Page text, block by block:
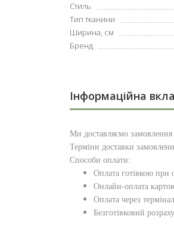
Стиль
Тип тканини
Ширина, см
Бренд
Інформаційна
Ми доставляємо замовлення
Терміни доставки
Способи оплати:
Оплата готівкою при
Онлайн-оплата
Оплата через термінал
Безготівковий